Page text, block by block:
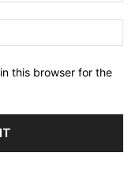
this browser for the